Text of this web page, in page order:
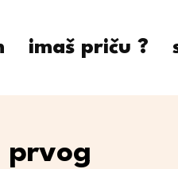
imaš priču ?
prvog